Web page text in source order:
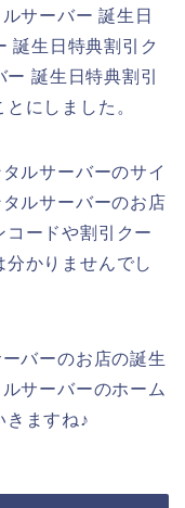
サーバー 誕生日
誕生日特典割引ク
誕生日特典割引
にしました。
ルサーバーのサイ
ルサーバーのお店
ードや割引クー
かりませんでし
バーのお店の誕生
サーバーのホーム
きますね♪